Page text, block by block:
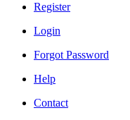
Register
Login
Forgot Password
Help
Contact